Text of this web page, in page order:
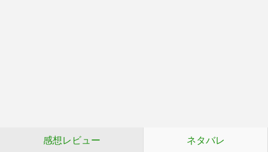
感想レビュー ネタバレ